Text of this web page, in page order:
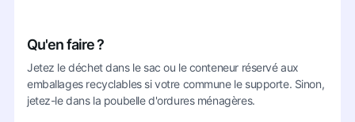
Qu'en faire ?
Jetez le déchet dans le sac ou le conteneur réservé aux
emballages recyclables si votre commune le supporte. Sinon,
jetez-le dans la poubelle d'ordures ménagères.